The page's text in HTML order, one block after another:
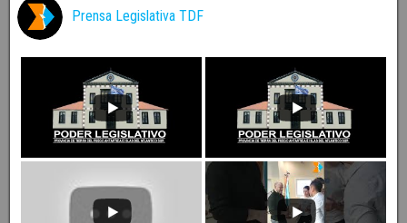
Prensa Legislativa TDF